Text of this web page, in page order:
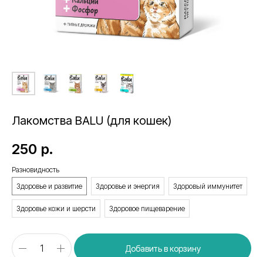
Лакомства BALU (для кошек)
250 р.
Разновидность
Здоровье и развитие
Здоровье и энергия Здоровый иммунитет
Здоровье кожи и шерсти Здоровое пищеварение
Добавить в корзину